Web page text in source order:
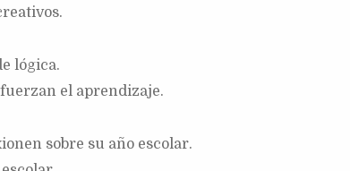
lógica.
el aprendizaje.
sobre su año escolar.